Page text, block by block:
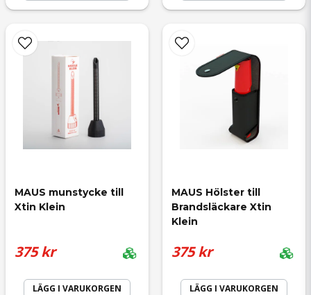
MAUS munstycke till
Xtin Klein
375 kr
LÄGG I VARUKORGEN
MAUS Hölster till
Brandsläckare Xtin
Klein
375 kr
LÄGG I VARUKORGEN